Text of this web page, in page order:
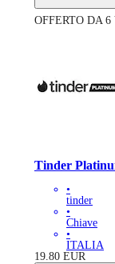
OFFERTO DA
Tinder
•
tinder
•
Chiave
•
ITALIA
19.80 EUR